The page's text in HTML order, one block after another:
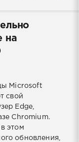
на
Microsoft
свой
Edge,
Chromium.
этом
обновления,